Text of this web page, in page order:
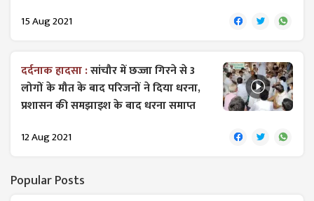
15 Aug 2021
दर्दनाक हादसा :सांचौर में छज्जा गिरने से 3
लोगों के मौत के बाद परिजनों ने दिया धरना,
प्रशासन की समझाइश के बाद धरना समाप्त
12 Aug 2021
Popular Posts